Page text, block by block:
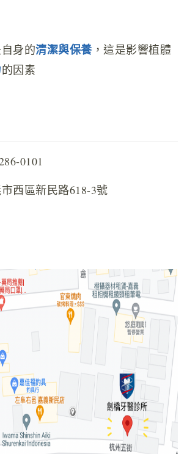
身的清潔與保養，這是影響植體
的因素
0101
西區新民路618-3號